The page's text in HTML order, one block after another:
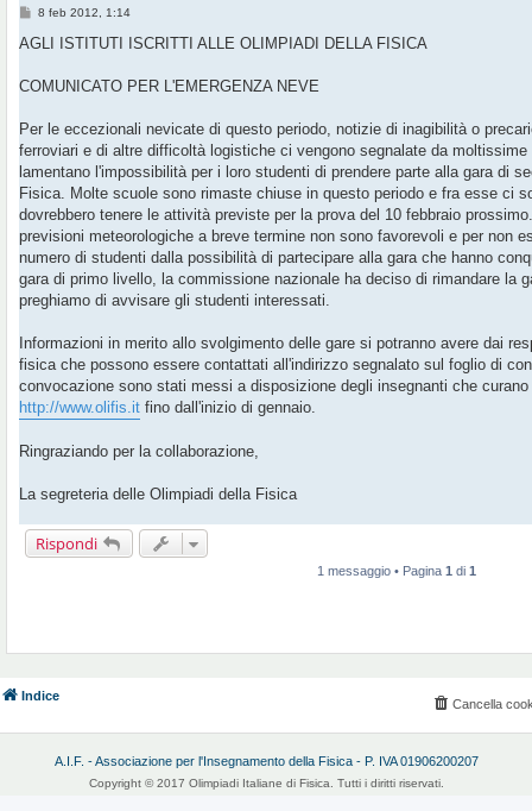
M
s
g
o
8 feb 2012, 1:14
AGLI ISTITUTI ISCRITTI ALLE OLIMPIADI DELLA FISICA
COMUNICATO PER L'EMERGENZA NEVE
Per le eccezionali nevicate di questo periodo, notizie di inagibilità o
ferroviari e di altre difficoltà logistiche ci vengono segnalate da
lamentano l'impossibilità per i loro studenti di prendere parte alla gara di
Fisica. Molte scuole sono rimaste chiuse in questo periodo e fra esse ci
dovrebbero tenere le attività previste per la prova del 10 febbraio
previsioni meteorologiche a breve termine non sono favorevoli e per non
numero di studenti dalla possibilità di partecipare alla gara che hanno
gara di primo livello, la commissione nazionale ha deciso di rimandare la
preghiamo di avvisare gli studenti interessati.
Informazioni in merito allo svolgimento delle gare si potranno avere dai
fisica che possono essere contattati all'indirizzo segnalato sul foglio di
convocazione sono stati messi a disposizione degli insegnanti che
http://www.olifis.it fino dall'inizio di gennaio.
Ringraziando per la collaborazione,
La segreteria delle Olimpiadi della Fisica
Rispondi
1 messaggio • Pagina 1 di 1
Indice
Cancella
A.I.F. - Associazione per l'Insegnamento della Fisica - P. IVA 01906200207
Copyright © 2017 Olimpiadi Italiane di Fisica. Tutti i diritti riservati.